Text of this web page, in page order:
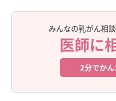
みんなの乳がん相
医師に
2分でか